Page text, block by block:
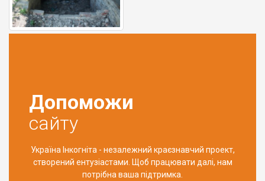
Допоможи
сайту
Україна Інкогніта - незалежний краєзнавчий проект,
створений ентузіастами. Щоб працювати далі, нам
потрібна ваша підтримка.